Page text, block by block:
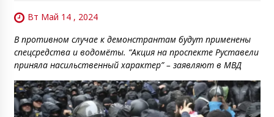
Вт Май 14 , 2024
В противном случае к демонстрантам будут применены
спецсредства и водомёты. “Акция на проспекте Руставели
приняла насильственный характер” – заявляют в МВД